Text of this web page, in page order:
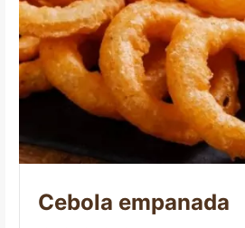
Cebola empanada